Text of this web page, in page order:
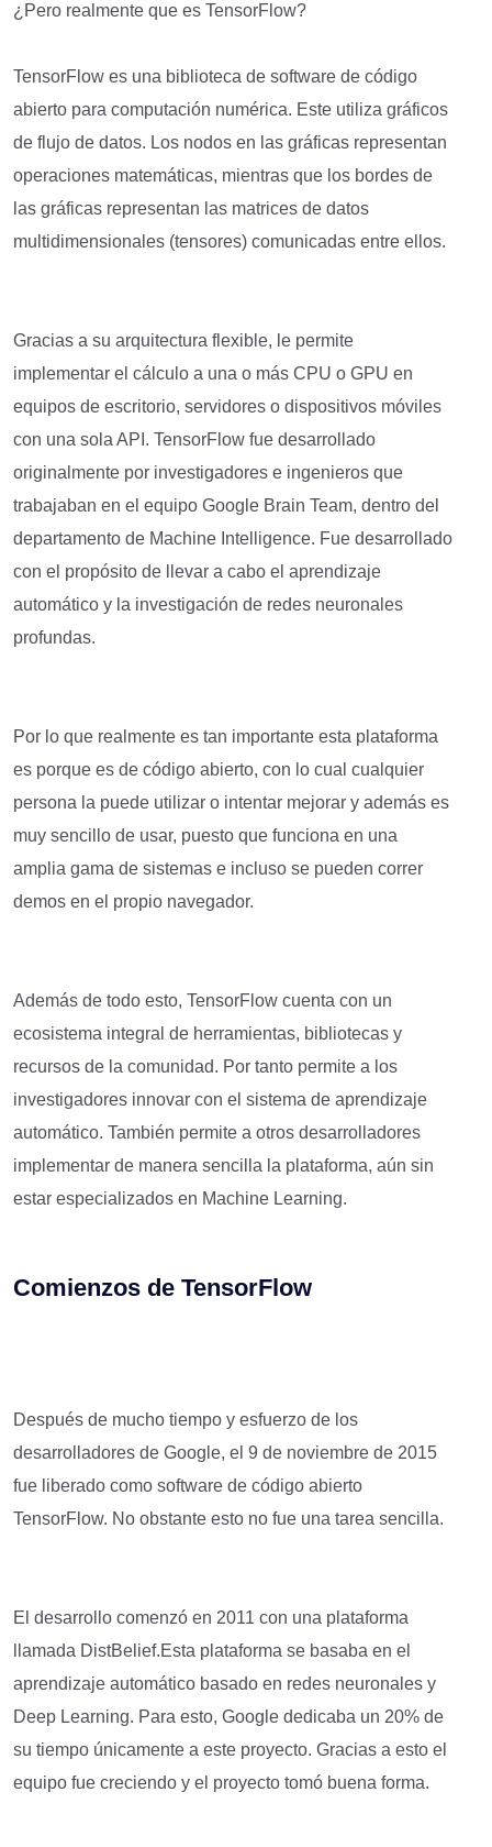
¿Pero realmente que es TensorFlow?
TensorFlow es una biblioteca de software de código
abierto para computación numérica. Este utiliza gráficos
de flujo de datos. Los nodos en las gráficas representan
operaciones matemáticas, mientras que los bordes de
las gráficas representan las matrices de datos
multidimensionales (tensores) comunicadas entre ellos.
Gracias a su arquitectura flexible, le permite
implementar el cálculo a una o más CPU o GPU en
equipos de escritorio, servidores o dispositivos móviles
con una sola API. TensorFlow fue desarrollado
originalmente por investigadores e ingenieros que
trabajaban en el equipo Google Brain Team, dentro del
departamento de Machine Intelligence. Fue desarrollado
con el propósito de llevar a cabo el aprendizaje
automático y la investigación de redes neuronales
profundas.
Por lo que realmente es tan importante esta plataforma
es porque es de código abierto, con lo cual cualquier
persona la puede utilizar o intentar mejorar y además es
muy sencillo de usar, puesto que funciona en una
amplia gama de sistemas e incluso se pueden correr
demos en el propio navegador.
Además de todo esto, TensorFlow cuenta con un
ecosistema integral de herramientas, bibliotecas y
recursos de la comunidad. Por tanto permite a los
investigadores innovar con el sistema de aprendizaje
automático. También permite a otros desarrolladores
implementar de manera sencilla la plataforma, aún sin
estar especializados en Machine Learning.
Comienzos de TensorFlow
Después de mucho tiempo y esfuerzo de los
desarrolladores de Google, el 9 de noviembre de 2015
fue liberado como software de código abierto
TensorFlow. No obstante esto no fue una tarea sencilla.
El desarrollo comenzó en 2011 con una plataforma
llamada DistBelief.Esta plataforma se basaba en el
aprendizaje automático basado en redes neuronales y
Deep Learning. Para esto, Google dedicaba un 20% de
su tiempo únicamente a este proyecto. Gracias a esto el
equipo fue creciendo y el proyecto tomó buena forma.